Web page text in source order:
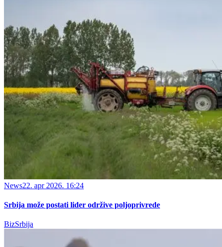
News22. apr 2026. 16:24
Srbija može postati lider održive poljoprivrede
BizSrbija